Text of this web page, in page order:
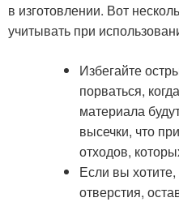
в изготовлении. Вот
учитывать при
Избегайте
порваться,
материала
высечки, что
отходов,
Если вы
отверстия,